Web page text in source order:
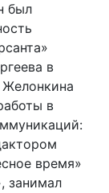
был
в
Желонкина
в
время»
занимал